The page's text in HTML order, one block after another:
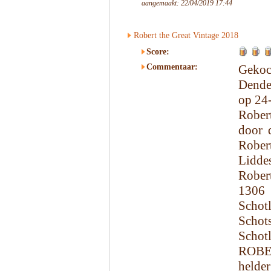
aangemaakt: 22/04/2019 17:44
Robert the Great Vintage 2018
Score:
Commentaar:
op
door